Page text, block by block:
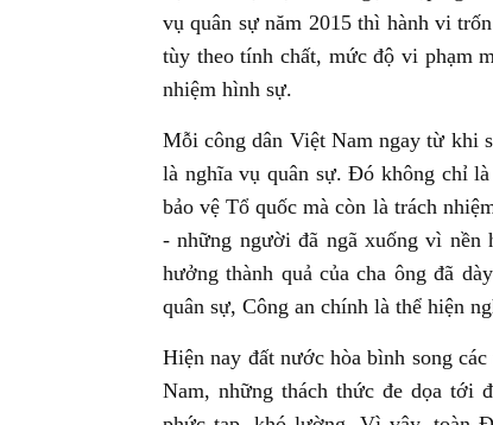
vụ quân sự năm 2015 thì hành vi
tùy theo tính chất, mức độ vi phạm
nhiệm hình sự.
Mỗi công dân Việt Nam ngay từ khi
là nghĩa vụ quân sự. Đó không chỉ
bảo vệ Tổ quốc mà còn là trách
- những người đã ngã xuống vì nền
hưởng thành quả của cha ông đã
quân sự, Công an chính là thể hiện
Hiện nay đất nước hòa bình song
Nam, những thách thức đe dọa tới